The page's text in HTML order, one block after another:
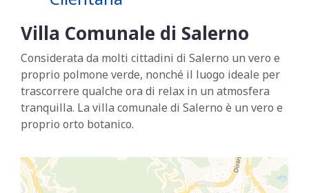
Villa Comunale di Salerno
Considerata da molti cittadini di Salerno un vero e
proprio polmone verde, nonché il luogo ideale per
trascorrere qualche ora di relax in un atmosfera
tranquilla. La villa comunale di Salerno è un vero e
proprio orto botanico.